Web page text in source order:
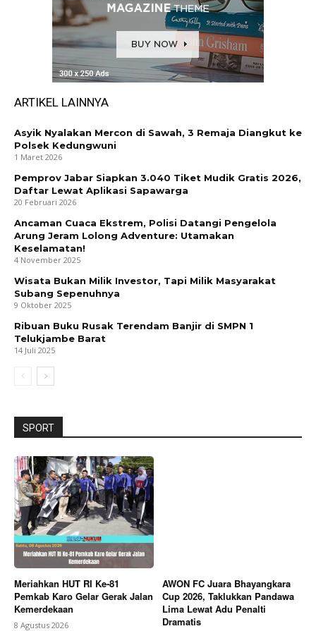
ARTIKEL LAINNYA
Asyik Nyalakan Mercon di Sawah, 3 Remaja Diangkut ke
Polsek Kedungwuni
1 Maret 2026
Pemprov Jabar Siapkan 3.040 Tiket Mudik Gratis 2026,
Daftar Lewat Aplikasi Sapawarga
20 Februari 2026
Ancaman Cuaca Ekstrem, Polisi Datangi Pengelola
Arung Jeram Lolong Adventure: Utamakan
Keselamatan!
4 November 2025
Wisata Bukan Milik Investor, Tapi Milik Masyarakat
Subang Sepenuhnya
9 Oktober 2025
Ribuan Buku Rusak Terendam Banjir di SMPN 1
Telukjambe Barat
14 Juli 2025
SPORT
Meriahkan HUT RI Ke-81
Pemkab Karo Gelar Gerak Jalan
Kemerdekaan
8 Agustus 2026
AWON FC Juara Bhayangkara
Cup 2026, Taklukkan Pandawa
Lima Lewat Adu Penalti
Dramatis